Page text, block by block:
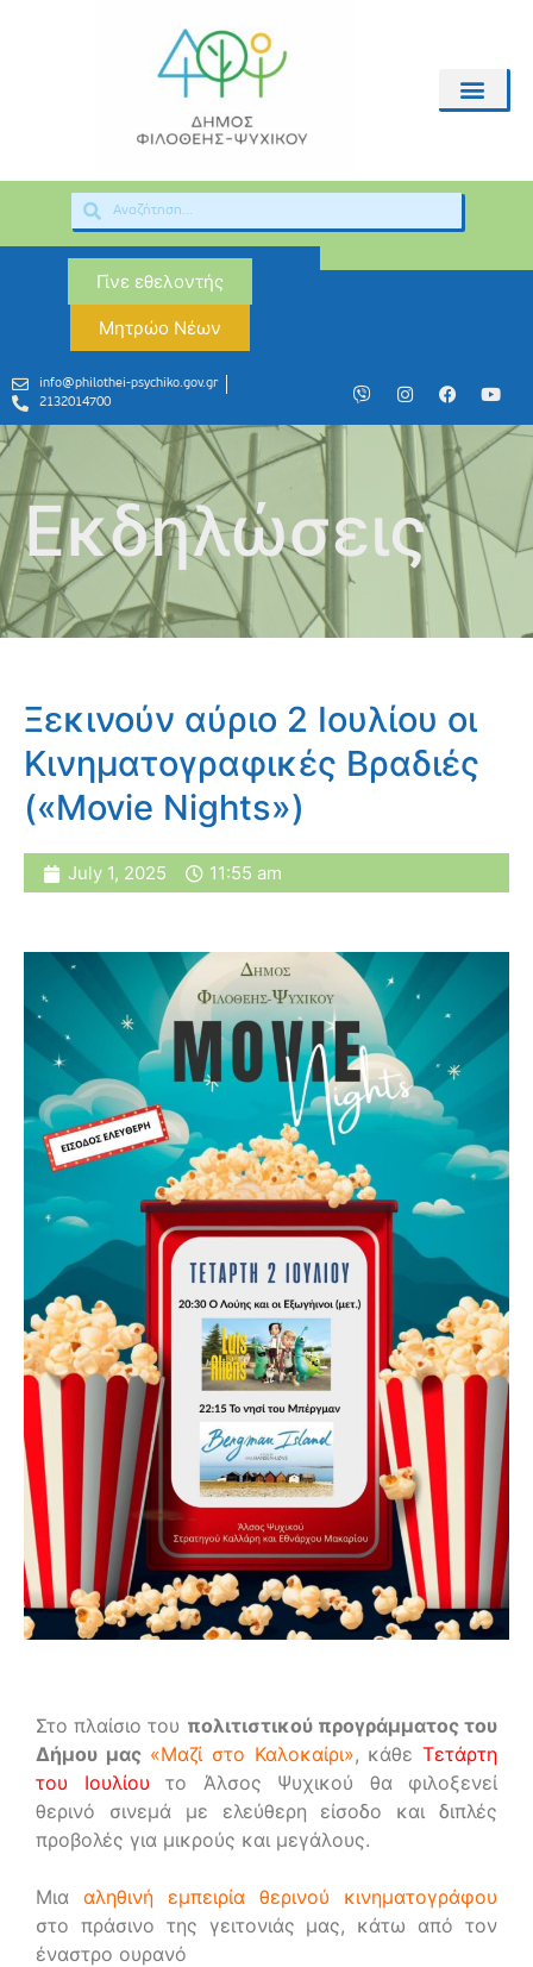
Γίνε εθελοντής
Μητρώο Νέων
info@philothei-psychiko.gov.gr
2132014700
Εκδηλώσεις
Ξεκινούν αύριο 2 Ιουλίου οι
Κινηματογραφικές Βραδιές
(«Movie Nights»)
July 1, 2025 11:55 am
Στο πλαίσιο του πολιτιστικού προγράμματος του
Δήμου μας «Μαζί στο Καλοκαίρι», κάθεΤετάρτη
του Ιουλίου το Άλσος Ψυχικού θα φιλοξενεί
θερινό σινεμά με ελεύθερη είσοδο και διπλές
προβολές για μικρούς και μεγάλους.
Μια αληθινή εμπειρία θερινού κινηματογράφου
στο πράσινο της γειτονιάς μας, κάτω από τον
έναστρο ουρανό